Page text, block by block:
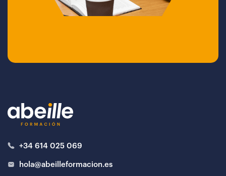
+34 614 025 069
hola@abeilleformacion.es